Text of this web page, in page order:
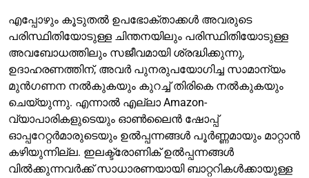
എപ്പോഴും കൂടുതൽ ഉപഭോക്താക്കൾ അവരുടെ
പരിസ്ഥിതിയോടുള്ള ചിന്തനയിലും പരിസ്ഥിതിയോടുള്ള
അവബോധത്തിലും സജീവമായി ശ്രദ്ധിക്കുന്നു,
ഉദാഹരണത്തിന്, അവർ പുനരുപയോഗിച്ച സാമാന്യം
മുൻഗണന നൽകുകയും കുറച്ച് തിരികെ നൽകുകയും
ചെയ്യുന്നു. എന്നാൽ എല്ലാ Amazon-
വ്യാപാരികളുടെയും ഓൺലൈൻ ഷോപ്പ്
ഓപ്പറേറ്റർമാരുടെയും ഉൽപ്പന്നങ്ങൾ പൂർണ്ണമായും മാറ്റാൻ
കഴിയുന്നില്ല. ഇലക്ട്രോണിക് ഉൽപ്പന്നങ്ങൾ
വിൽക്കുന്നവർക്ക് സാധാരണയായി ബാറ്ററികൾക്കായുള്ള